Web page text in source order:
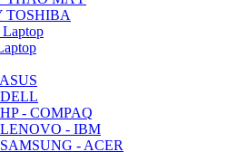
TOSHIBA
- COMPAQ
- IBM
- ACER